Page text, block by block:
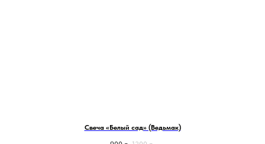
Свеча «Белый сад» (Ведьмак)